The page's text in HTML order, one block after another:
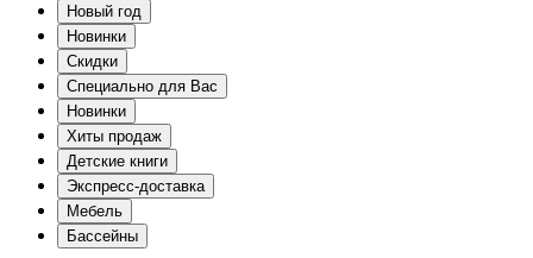
Новый год
Новинки
Скидки
Специально для Вас
Новинки
Хиты продаж
Детские книги
Экспресс-доставка
Мебель
Бассейны